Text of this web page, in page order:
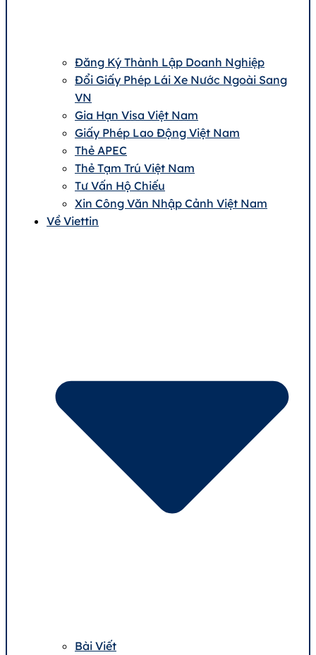
Đăng Ký Thành Lập Doanh Nghiệp
Đổi Giấy Phép Lái Xe Nước Ngoài Sang
VN
Gia Hạn Visa Việt Nam
Giấy Phép Lao Động Việt Nam
Thẻ APEC
Thẻ Tạm Trú Việt Nam
Tư Vấn Hộ Chiếu
Xin Công Văn Nhập Cảnh Việt Nam
Về Viettin
Bài Viết